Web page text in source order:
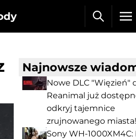
Najnowsze
Nowe DLC "Więzień"
Reanimal już
odkryj tajemnice
zrujnowanego miasta!
Sony WH-1000XM4C: